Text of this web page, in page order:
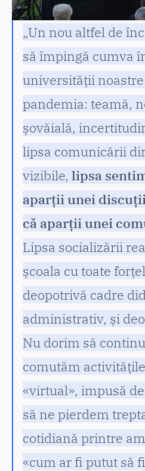
„Un nou altfel de
să împingă cumva
universității noastre
pandemia: teamă,
șovăială,
lipsa comunicării
vizibile, lipsa
aparții unei
că aparții unei
Lipsa socializării
școala cu toate
deopotrivă cadre
administrativ, și
Nu dorim să
comutăm
«virtual», impusă
să ne pierdem
cotidiană printre
«cum ar fi putut să